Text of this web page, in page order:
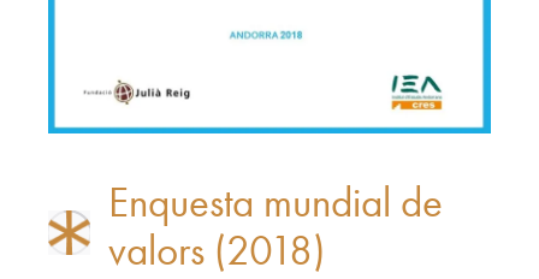
Enquesta mundial de
valors (2018)